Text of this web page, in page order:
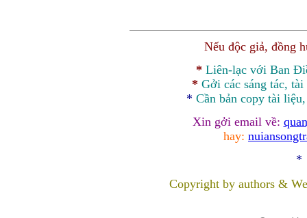
Nếu độc giả, đồng
* Liên-lạc với Ban
* Gởi các sáng tác,
* Cần bản copy tài
Xin gởi email về:
hay:
*
Copyright by authors &